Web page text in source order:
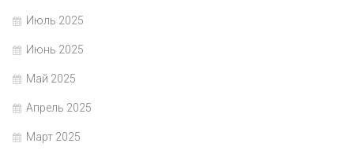
Июль 2025
Июнь 2025
Май 2025
Апрель 2025
Март 2025